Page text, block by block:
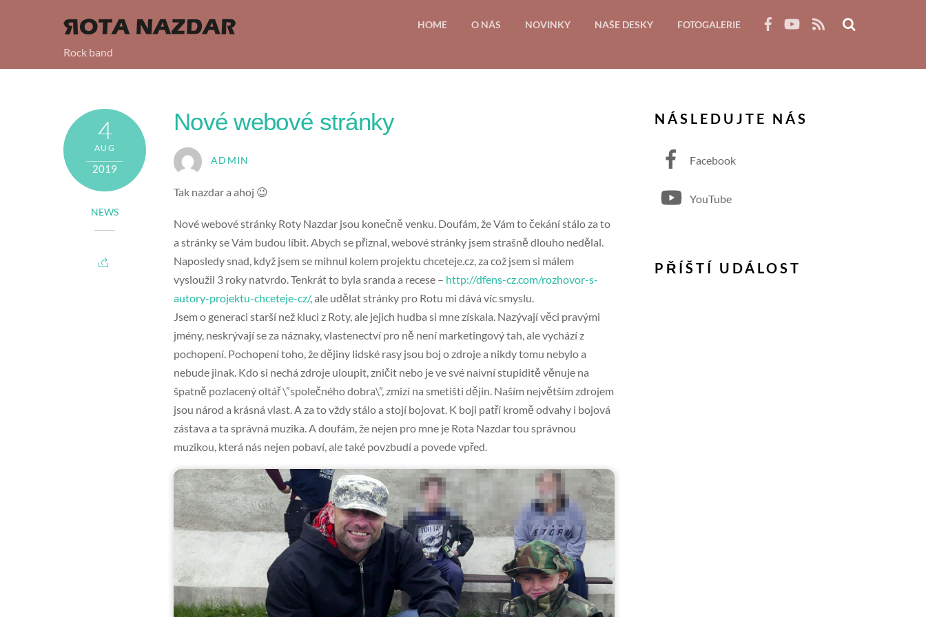
Rock band
HOME O NÁS NOVINKY NAŠE DESKY FOTOGALERIE
4
AUG
2019
NEWS
Nové webové stránky
ADMIN
Tak nazdar a ahoj 😉
Nové webové stránky Roty Nazdar jsou konečně venku. Doufám, že Vám to čekání stálo za to
a stránky se Vám budou líbit. Abych se přiznal, webové stránky jsem strašně dlouho nedělal.
Naposledy snad, když jsem se mihnul kolem projektu chceteje.cz, za což jsem si málem
vysloužil 3 roky natvrdo. Tenkrát to byla sranda a recese – http://dfens-cz.com/rozhovor-s-
autory-projektu-chceteje-cz/, ale udělat stránky pro Rotu mi dává víc smyslu.
Jsem o generaci starší než kluci z Roty, ale jejich hudba si mne získala. Nazývají věci pravými
jmény, neskrývají se za náznaky, vlastenectví pro ně není marketingový tah, ale vychází z
pochopení. Pochopení toho, že dějiny lidské rasy jsou boj o zdroje a nikdy tomu nebylo a
nebude jinak. Kdo si nechá zdroje uloupit, zničit nebo je ve své naivní stupiditě věnuje na
špatně pozlacený oltář \”společného dobra\”, zmizí na smetišti dějin. Naším největším zdrojem
jsou národ a krásná vlast. A za to vždy stálo a stojí bojovat. K boji patří kromě odvahy i bojová
zástava a ta správná muzika. A doufám, že nejen pro mne je Rota Nazdar tou správnou
muzikou, která nás nejen pobaví, ale také povzbudí a povede vpřed.
NÁSLEDUJTE NÁS
Facebook
YouTube
PŘÍŠTÍ UDÁLOST